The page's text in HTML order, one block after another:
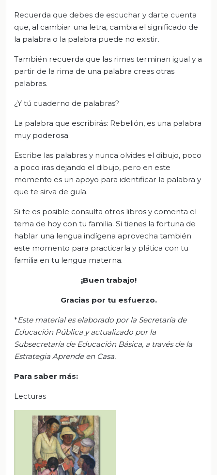
Recuerda que debes de escuchar y darte cuenta
que, al cambiar una letra, cambia el significado de
la palabra o la palabra puede no existir.
También recuerda que las rimas terminan igual y a
partir de la rima de una palabra creas otras
palabras.
¿Y tú cuaderno de palabras?
La palabra que escribirás: Rebelión, es una palabra
muy poderosa.
Escribe las palabras y nunca olvides el dibujo, poco
a poco iras dejando el dibujo, pero en este
momento es un apoyo para identificar la palabra y
que te sirva de guía.
Si te es posible consulta otros libros y comenta el
tema de hoy con tu familia. Si tienes la fortuna de
hablar una lengua indígena aprovecha también
este momento para practicarla y plática con tu
familia en tu lengua materna.
¡Buen trabajo!
Gracias por tu esfuerzo.
*Este material es elaborado por la Secretaría de
Educación Pública y actualizado por la
Subsecretaría de Educación Básica, a través de la
Estrategia Aprende en Casa.
Para saber más:
Lecturas